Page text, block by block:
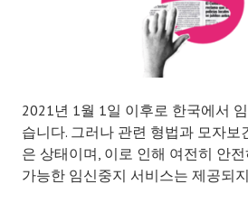
2021년 1월 1일 이후로 한국에서
습니다. 그러나 관련 형법과 모자
은 상태이며, 이로 인해 여전히 안
가능한 임신중지 서비스는 제공되